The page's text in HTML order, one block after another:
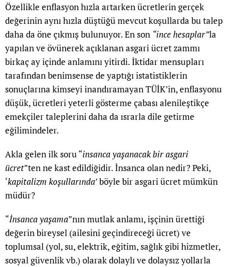
Özellikle enflasyon hızla artarken ücretlerin gerçek
değerinin aynı hızla düştüğü mevcut koşullarda bu talep
daha da öne çıkmış bulunuyor. En son “ince hesaplar”la
yapılan ve övünerek açıklanan asgari ücret zammı
birkaç ay içinde anlamını yitirdi. İktidar mensupları
tarafından benimsense de yaptığı istatistiklerin
sonuçlarına kimseyi inandıramayan TÜİK’in, enflasyonu
düşük, ücretleri yeterli gösterme çabası alenileştikçe
emekçiler taleplerini daha da ısrarla dile getirme
eğilimindeler.
Akla gelen ilk soru “insanca yaşanacak bir asgari
ücret”ten ne kast edildiğidir. İnsanca olan nedir? Peki,
‘kapitalizm koşullarında’ böyle bir asgari ücret mümkün
müdür?
“İnsanca yaşama”nın mutlak anlamı, işçinin ürettiği
değerin bireysel (ailesini geçindireceği ücret) ve
toplumsal (yol, su, elektrik, eğitim, sağlık gibi hizmetler,
sosyal güvenlik vb.) olarak dolaylı ve dolaysız yollarla